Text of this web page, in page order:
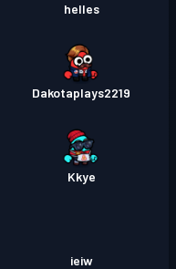
helles
Dakotaplays2219
Kkye
ieiw